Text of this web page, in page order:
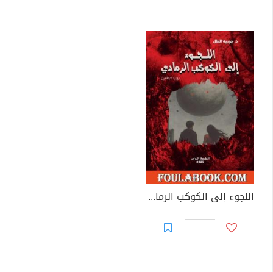
اللجوء إلى الكوكب الرمادي